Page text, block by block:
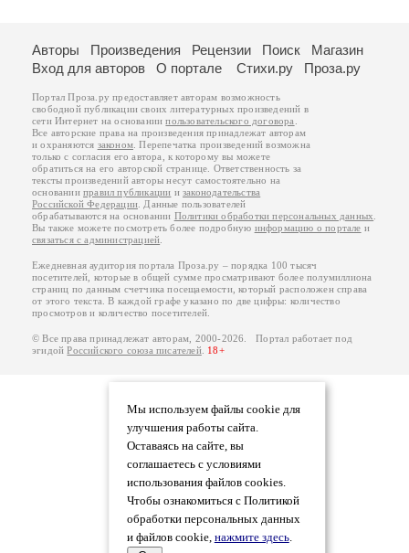
Мы используем файлы cookie для
улучшения работы сайта.
Оставаясь на сайте, вы
соглашаетесь с условиями
использования файлов cookies.
Чтобы ознакомиться с Политикой
обработки персональных данных
и файлов cookie, нажмите здесь.
Авторы Произведения Рецензии Поиск
Магазин
Вход для авторов
О портале Стихи.ру Проза.ру
Портал Проза.ру предоставляет авторам возможность
свободной публикации своих литературных произведений в
сети Интернет на основаниипользовательского договора
Все авторские права на произведения принадлежат авторам
и охраняются законом . Перепечатка произведений возможна
только с согласия его автора, к которому вы можете
обратиться на его авторской странице. Ответственность за
тексты произведений авторы несут самостоятельно на
основанииправил публикации изаконодательства
Российской Федерации . Данные пользователей
обрабатываются на основании Политики обработки персональных данных
Вы также можете посмотреть более подробную информацию о портале и
связаться с администрацией
Ежедневная аудитория портала Проза.ру – порядка 100 тысяч
посетителей, которые в общей сумме просматривают более полумиллиона
страниц по данным счетчика посещаемости, который расположен справа
от этого текста. В каждой графе указано по две цифры: количество
просмотров и количество посетителей.
© Все права принадлежат авторам, 2000-2026. Портал работает под
эгидойРоссийского союза писателей. 18+